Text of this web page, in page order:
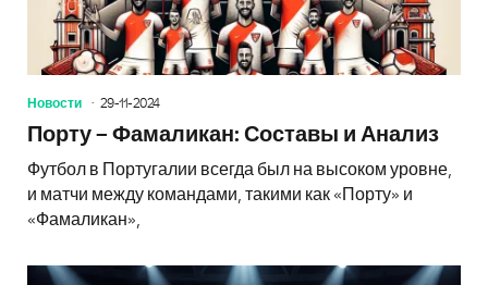
Новости 29-11-2024
Порту – Фамаликан: Составы и Анализ
Футбол в Португалии всегда был на высоком уровне,
и матчи между командами, такими как «Порту» и
«Фамаликан»,